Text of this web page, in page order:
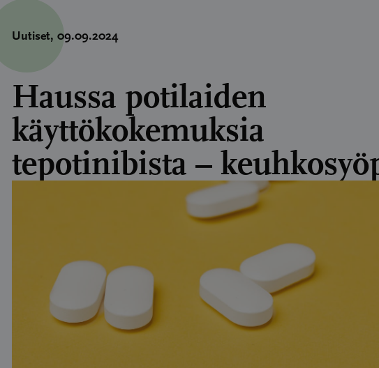
Uutiset, 09.09.2024
Haussa potilaiden
käyttökokemuksia
tepotinibista –